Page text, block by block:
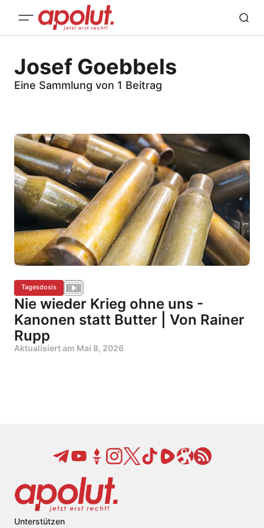
Josef Goebbels
Eine Sammlung von 1 Beitrag
Tagesdosis
Nie wieder Krieg ohne uns -
Kanonen statt Butter | Von Rainer
Rupp
Aktualisiert am Mai 8, 2026
Unterstützen